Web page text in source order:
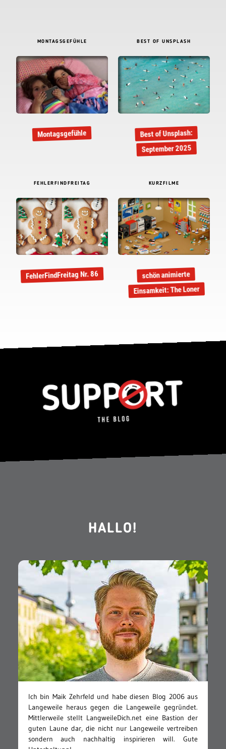
MONTAGSGEFÜHLE
Montagsgefühle
BEST OF UNSPLASH
Best of Unsplash:
September 2025
FEHLERFINDFREITAG
FehlerFindFreitag Nr. 86
KURZFILME
schön animierte
Einsamkeit: The Loner
HALLO!
Ich bin Maik Zehrfeld und habe diesen Blog 2006 aus
Langeweile heraus gegen die Langeweile gegründet.
Mittlerweile stellt LangweileDich.net eine Bastion der
guten Laune dar, die nicht nur Langeweile vertreiben
sondern auch nachhaltig inspirieren will. Gute